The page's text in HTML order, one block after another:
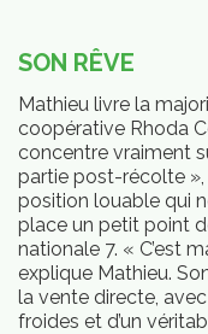
SON RÊVE
Mathieu livre la
coopérative Rhoda
concentre vraiment
partie post-récolte »,
position louable qui
place un petit point
nationale 7. « C’est
explique Mathieu.
la vente directe,
froides et d’un